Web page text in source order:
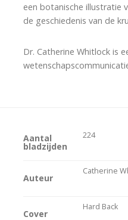
een botanische illustratie
de geschiedenis van de
Dr. Catherine Whitlock is
Aantal
bladzijden
224
Auteur
Catherine
Cover
Hard Back